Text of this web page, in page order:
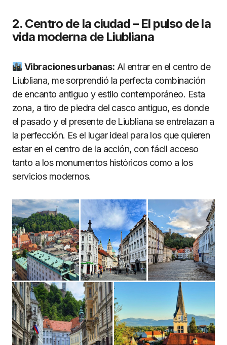
2. Centro de la ciudad – El pulso de la
vida moderna de Liubliana
Vibraciones urbanas: Al entrar en el centro de
Liubliana, me sorprendió la perfecta combinación
de encanto antiguo y estilo contemporáneo. Esta
zona, a tiro de piedra del casco antiguo, es donde
el pasado y el presente de Liubliana se entrelazan a
la perfección. Es el lugar ideal para los que quieren
estar en el centro de la acción, con fácil acceso
tanto a los monumentos históricos como a los
servicios modernos.